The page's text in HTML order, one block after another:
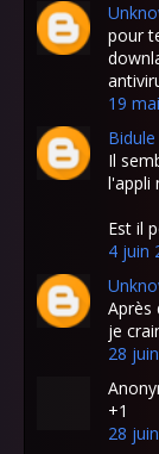
pour
19
Bidule
Il
l'appli
Est il
4 juin
Après
je
28
+1
28